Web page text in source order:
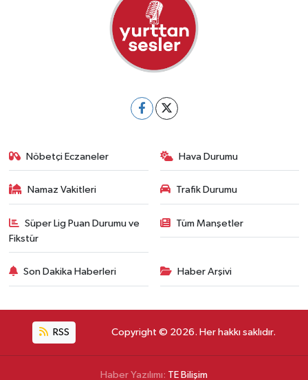
Nöbetçi Eczaneler Hava Durumu
Namaz Vakitleri Trafik Durumu
Süper Lig Puan Durumu ve
Fikstür
Tüm Manşetler
Son Dakika Haberleri Haber Arşivi
RSS Copyright © 2026. Her hakkı saklıdır.
Haber Yazılımı: TE Bilişim